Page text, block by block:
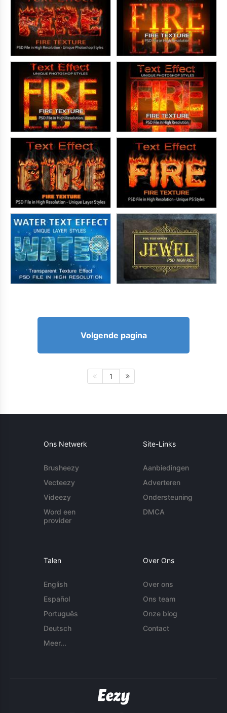
Volgende pagina
1
Ons Netwerk
Brusheezy
Vecteezy
Videezy
Word een
provider
Site-Links
Aanbiedingen
Adverteren
Ondersteuning
DMCA
Talen
English
Español
Português
Deutsch
Meer...
Over Ons
Over ons
Ons team
Onze blog
Contact